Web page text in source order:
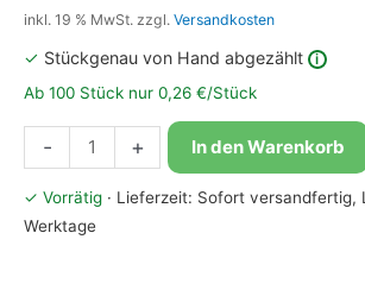
inkl. 19 % MwSt. zzgl. Versandkosten
✓ Stückgenau von Hand abgezählt i
Ab 100 Stück nur 0,26 €/Stück
-
Bioloons®
Luftballon
25cm
Blau
+ In den Warenkorb
✓ Vorrätig · Lieferzeit: Sofort versandfertig,
Werktage